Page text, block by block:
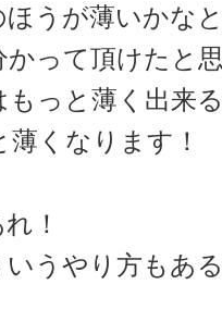
うが薄いかな
かって頂けたと
もっと薄く出来
くなります！
！
いうやり方もあ